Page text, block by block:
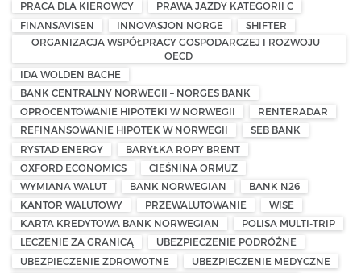
PRACA DLA KIEROWCY
PRAWA JAZDY KATEGORII C
FINANSAVISEN
INNOVASJON NORGE
SHIFTER
ORGANIZACJA WSPÓŁPRACY GOSPODARCZEJ I ROZWOJU –
OECD
IDA WOLDEN BACHE
BANK CENTRALNY NORWEGII – NORGES BANK
OPROCENTOWANIE HIPOTEKI W NORWEGII
RENTERADAR
REFINANSOWANIE HIPOTEK W NORWEGII
SEB BANK
RYSTAD ENERGY
BARYŁKA ROPY BRENT
OXFORD ECONOMICS
CIEŚNINA ORMUZ
WYMIANA WALUT
BANK NORWEGIAN
BANK N26
KANTOR WALUTOWY
PRZEWALUTOWANIE
WISE
KARTA KREDYTOWA BANK NORWEGIAN
POLISA MULTI-TRIP
LECZENIE ZA GRANICĄ
UBEZPIECZENIE PODRÓŻNE
UBEZPIECZENIE ZDROWOTNE
UBEZPIECZENIE MEDYCZNE